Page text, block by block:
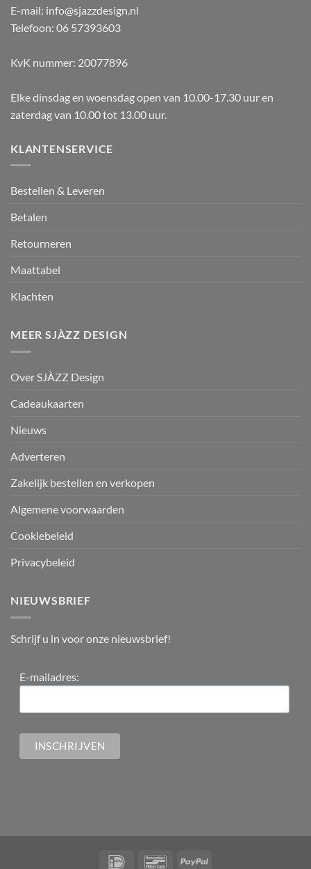
E-mail: info@sjazzdesign.nl
Telefoon: 06 57393603
KvK nummer: 20077896
Elke dinsdag en woensdag open van 10.00-17.30 uur en
zaterdag van 10.00 tot 13.00 uur.
KLANTENSERVICE
Bestellen & Leveren
Betalen
Retourneren
Maattabel
Klachten
MEER SJÀZZ DESIGN
Over SJÀZZ Design
Cadeaukaarten
Nieuws
Adverteren
Zakelijk bestellen en verkopen
Algemene voorwaarden
Cookiebeleid
Privacybeleid
NIEUWSBRIEF
Schrijf u in voor onze nieuwsbrief!
E-mailadres: